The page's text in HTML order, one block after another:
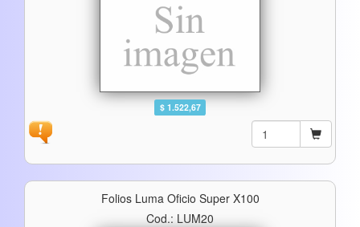
$ 1.522,67
Folios Luma Oficio Super X100
Cod.: LUM20